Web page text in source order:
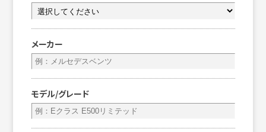
メーカー
モデル/グレード